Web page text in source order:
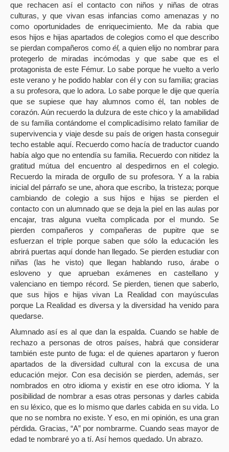
que rechacen así el contacto con niños y niñas de otras
culturas, y que vivan esas infancias como amenazas y no
como oportunidades de enriquecimiento. Me da rabia que
esos hijos e hijas apartados de colegios como el que describo
se pierdan compañeros como él,a quien elijo no nombrar para
protegerlo de miradas incómodas y que sabe que es el
protagonista de este Fémur. Lo sabe porque he vuelto a verlo
este verano y he podido hablar con él y con su familia; gracias
a su profesora, que lo adora. Lo sabe porque le dije que quería
que se supiese que hay alumnos como él, tan nobles de
corazón. Aún recuerdo la dulzura de este chico y la amabilidad
de su familia contándome el complicadísimo relato familiar de
supervivencia y viaje desde su país de origen hasta conseguir
techo estable aquí. Recuerdo como hacía de traductor cuando
había algo que no entendía su familia. Recuerdo con nitidez la
gratitud mútua del encuentro al despedirnos en el colegio.
Recuerdo la mirada de orgullo de su profesora. Y a la rabia
inicial del párrafo se une, ahora que escribo, la tristeza; porque
cambiando de colegio a sus hijos e hijas se pierden el
contacto con un alumnado que se deja la piel en las aulas por
encajar, tras alguna vuelta complicada por el mundo. Se
pierden compañeros y compañeras de pupitre que se
esfuerzan el triple porque saben que sólo la educación les
abrirá puertas aquí donde han llegado. Se pierden estudiar con
niñas (las he visto) que llegan hablando ruso, árabe o
esloveno y que aprueban exámenes en castellano y
valenciano en tiempo récord. Se pierden, tienen que saberlo,
que sus hijos e hijas vivan La Realidad con mayúsculas
porque La Realidad es diversa y la diversidad ha venido para
quedarse.
Alumnado así es al que dan la espalda. Cuando se hable de
rechazo a personas de otros países, habrá que considerar
también este punto de fuga: el de quienes apartaron y fueron
apartados de la diversidad cultural con la excusa de una
educación mejor. Con esa decisión se pierden, además, ser
nombrados en otro idioma y existir en ese otro idioma. Y la
posibilidad de nombrar a esas otras personas y darles cabida
en su léxico, que es lo mismo que darles cabida en su vida. Lo
que no se nombra no existe. Y eso, en mi opinión, es una gran
pérdida. Gracias, “A” por nombrarme. Cuando seas mayor de
edad te nombraré yo a tí. Así hemos quedado. Un abrazo.